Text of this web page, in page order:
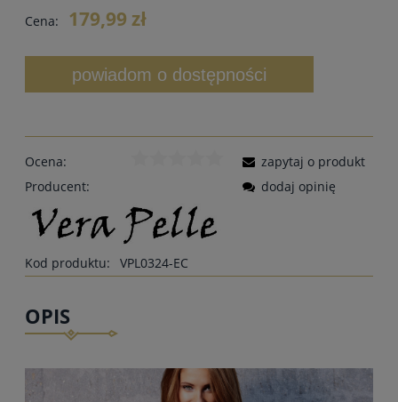
Cena: 179,99 zł
powiadom o dostępności
Ocena:
Producent:
Kod produktu: VPL0324-EC
zapytaj o produkt
dodaj opinię
OPIS